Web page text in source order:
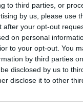
to third parties, or
by us, please use
your opt-out
on personal
to your opt-out. You
by third parties
disclosed by us to
disclose it to other